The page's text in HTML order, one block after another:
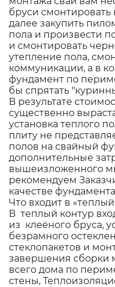
бруси
далее закупить
пола и произвести
и смонтировать
утепление пола,
коммуникации, а в
фундамент по
бы спрятать
В результате
существенно
установка теплого
плиту не
полов на свайный
дополнительные
вышеизложенного
рекомендуем
качестве
Что входит в
В теплый контур
из клеёного бруса,
безрамного
стеклопакетов и
завершения сборки
всего дома по
стены,